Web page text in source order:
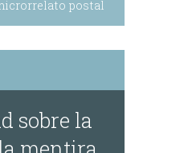
postal
sobre la